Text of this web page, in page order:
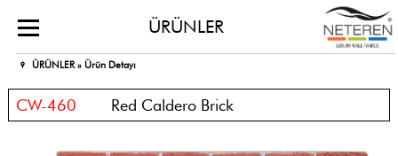
ÜRÜNLER
ÜRÜNLER » Ürün Detayı
CW-460 Red Caldero Brick